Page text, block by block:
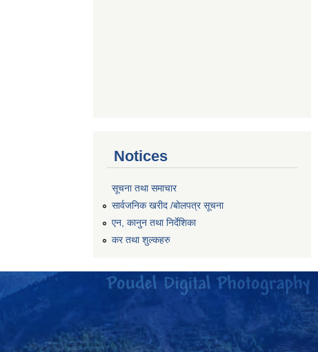
Notices
सूचना तथा समाचार
सार्वजनिक खरीद /बोलपत्र सूचना
एन, कानुन तथा निर्देशिका
कर तथा शुल्कहरु